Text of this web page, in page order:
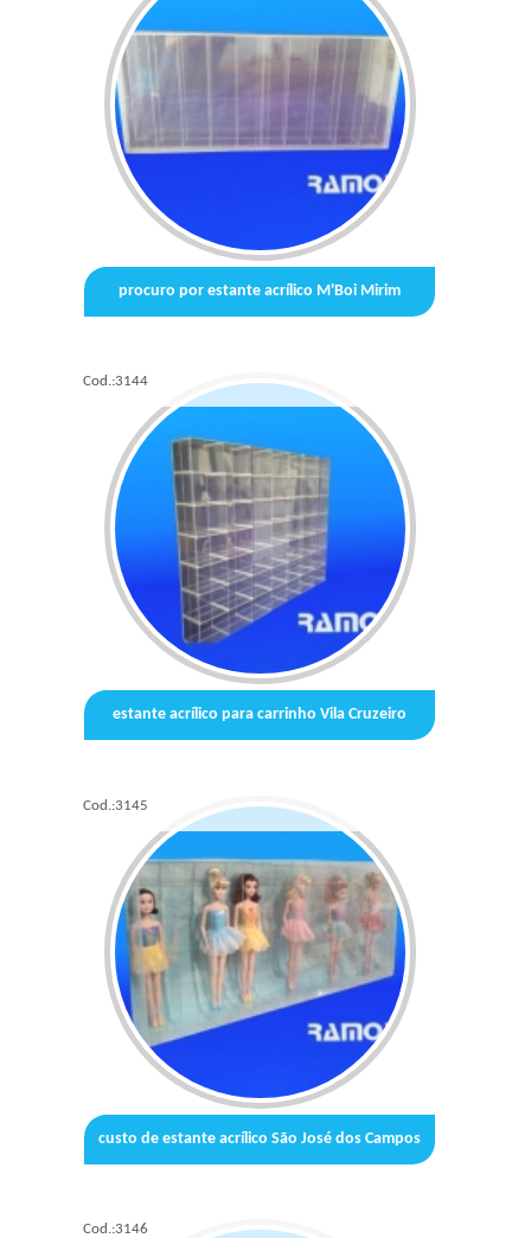
procuro por estante acrílico M'Boi Mirim
Cod.:3144
estante acrílico para carrinho Vila Cruzeiro
Cod.:3145
custo de estante acrílico São José dos Campos
Cod.:3146